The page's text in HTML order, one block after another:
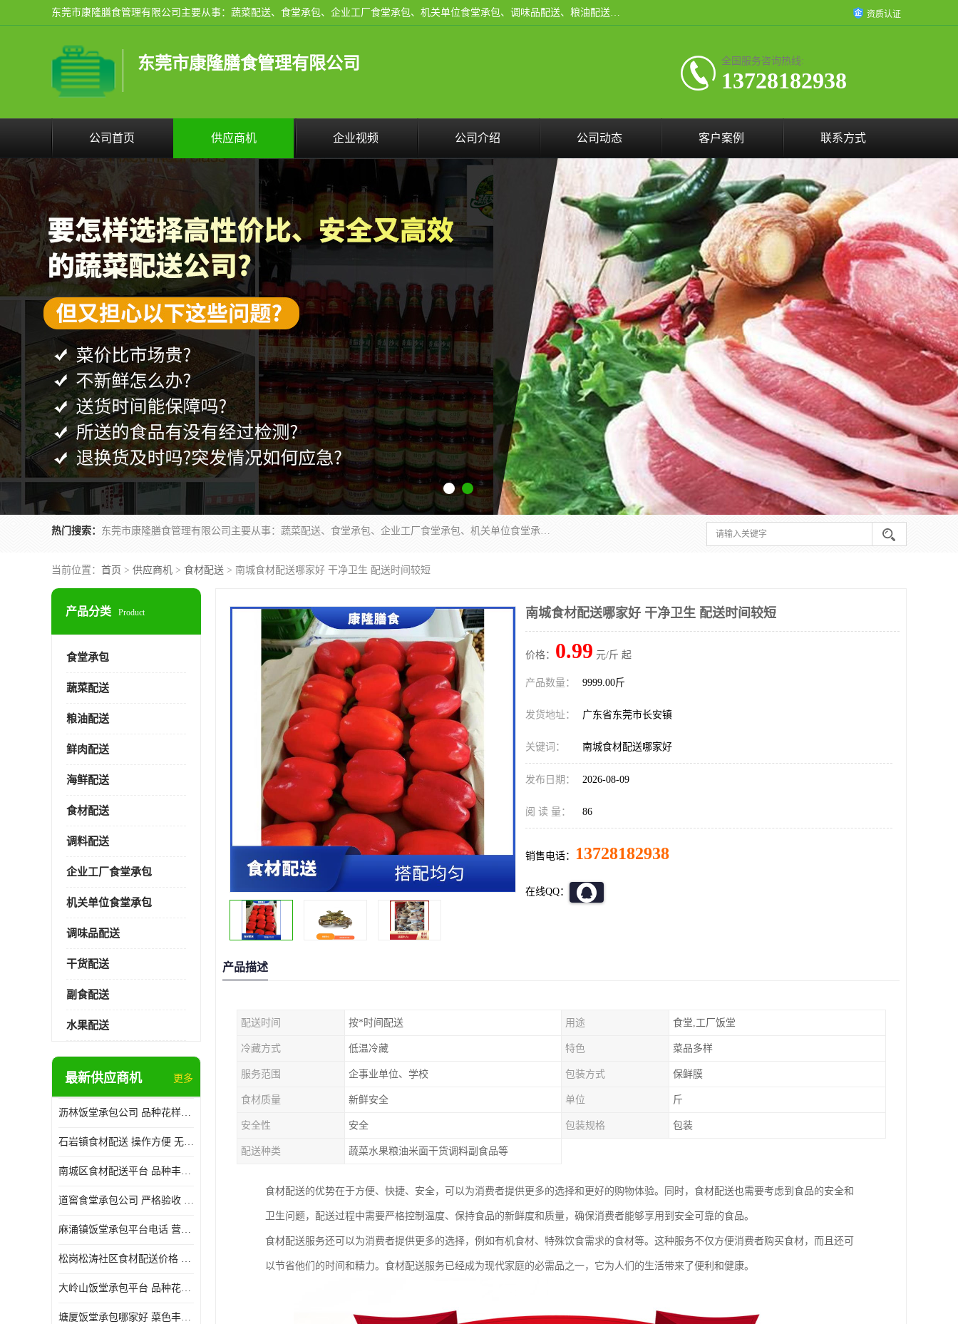
东莞市康隆膳食管理有限公司主要从事：蔬菜配送、食堂承包、企业工厂食堂承包、机关单位食堂承包、调味品配送、粮油配送、干货配送、副食配送、水果配送、海鲜配送等业务，东莞蔬菜配送电话，咨询在线客服。 资质认证
东莞市康隆膳食管理有限公司 全国服务咨询热线:
13728182938
公司首页 供应商机 企业视频 公司介绍 公司动态 客户案例 联系方式
热门搜索： 东莞市康隆膳食管理有限公司主要从事：蔬菜配送、食堂承包、企业工厂食堂承包、机关单位食堂承包、调味品配送、粮油配送、干货配送、副食配送、水果配送、海鲜配送等业务，东莞蔬菜配送电话，咨询在线客服。
当前位置： 首页 > 供应商机 > 食材配送 > 南城食材配送哪家好 干净卫生 配送时间较短
产品分类 Product
食堂承包
蔬菜配送
粮油配送
鲜肉配送
海鲜配送
食材配送
调料配送
企业工厂食堂承包
机关单位食堂承包
调味品配送
干货配送
副食配送
水果配送
最新供应商机 更多
沥林饭堂承包公司 品种花样丰富 提高员工饮食质量
石岩镇食材配送 操作方便 无需亲自管理
南城区食材配送平台 品种丰富 配送时间较短
道窖食堂承包公司 严格验收 维持供膳品质稳定
麻涌镇饭堂承包平台电话 营养均衡 定期推出新菜式
松岗松涛社区食材配送价格 搭配均匀 菜式品种类别多
大岭山饭堂承包平台 品种花样丰富 定期推出新菜式
塘厦饭堂承包哪家好 菜色丰富 大幅度降低食材成本
南城食材配送哪家好 干净卫生 配送时间较短
价格： 0.99 元/斤 起
产品数量： 9999.00斤
发货地址： 广东省东莞市长安镇
关键词： 南城食材配送哪家好
发布日期： 2026-08-09
阅 读 量： 86
销售电话： 13728182938
在线QQ：
产品描述
配送时间 按*时间配送 用途 食堂,工厂饭堂
冷藏方式 低温冷藏 特色 菜品多样
服务范围 企事业单位、学校 包装方式 保鲜膜
食材质量 新鲜安全 单位 斤
安全性 安全 包装规格 包装
配送种类 蔬菜水果粮油米面干货调料副食品等
食材配送的优势在于方便、快捷、安全，可以为消费者提供更多的选择和更好的购物体验。同时，食材配送也需要考虑到食品的安全和
卫生问题，配送过程中需要严格控制温度、保持食品的新鲜度和质量，确保消费者能够享用到安全可靠的食品。
食材配送服务还可以为消费者提供更多的选择，例如有机食材、特殊饮食需求的食材等。这种服务不仅方便消费者购买食材，而且还可
以节省他们的时间和精力。食材配送服务已经成为现代家庭的必需品之一，它为人们的生活带来了便利和健康。